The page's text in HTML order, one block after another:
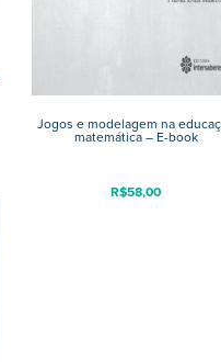
Jogos e modelagem na
matemática – E-book
R$58,00